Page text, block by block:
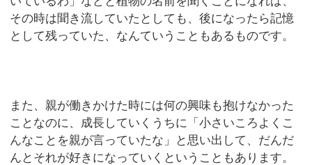
その時は聞き流していたとしても、後になったら記憶
として残っていた、なんていうこともあるものです。
また、親が働きかけた時には何の興味も抱けなかった
ことなのに、成長していくうちに「小さいころよくこ
んなことを親が言っていたな」と思い出して、だんだ
んとそれが好きになっていくということもあります。